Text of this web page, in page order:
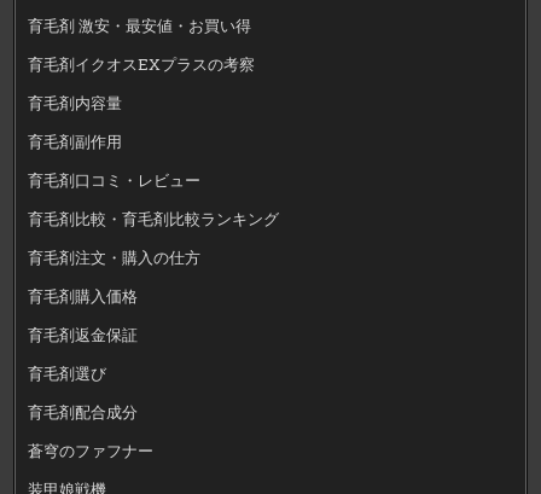
育毛剤 激安・最安値・お買い得
育毛剤イクオスEXプラスの考察
育毛剤内容量
育毛剤副作用
育毛剤口コミ・レビュー
育毛剤比較・育毛剤比較ランキング
育毛剤注文・購入の仕方
育毛剤購入価格
育毛剤返金保証
育毛剤選び
育毛剤配合成分
蒼穹のファフナー
装甲娘戦機